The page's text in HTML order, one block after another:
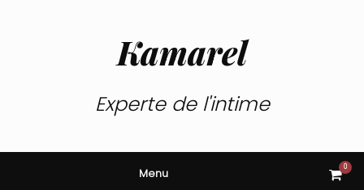
Kamarel
Experte de l'intime
Menu View
0